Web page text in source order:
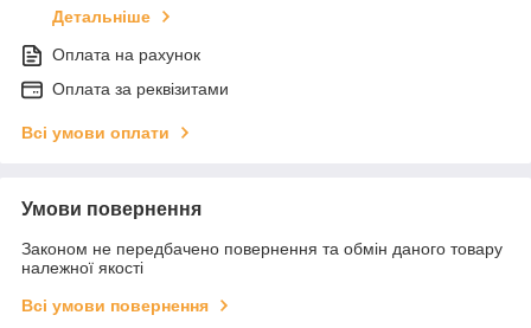
Детальніше
Оплата на рахунок
Оплата за реквізитами
Всі умови оплати
Умови повернення
Законом не передбачено повернення та обмін даного товару
належної якості
Всі умови повернення